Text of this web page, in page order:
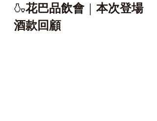
🍶花巴品飲會｜ 本次登場
酒款回顧